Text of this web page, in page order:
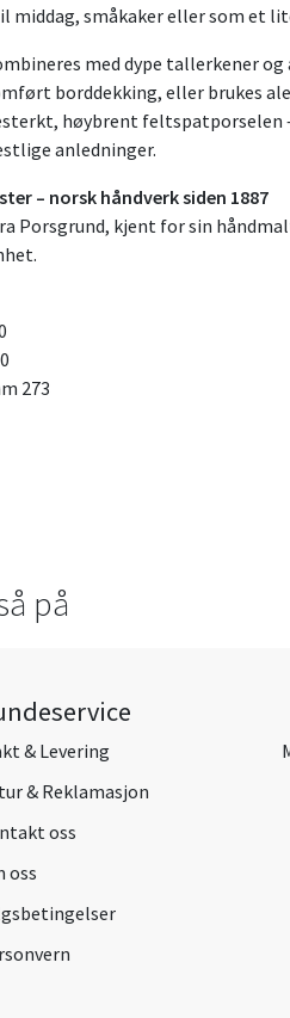
middag, småkaker eller som et
med dype tallerkener
borddekking, eller brukes
høybrent feltspatporselen
anledninger.
– norsk håndverk siden 1887
Porsgrund, kjent for sin
273
på
& Levering
& Reklamasjon
oss
oss